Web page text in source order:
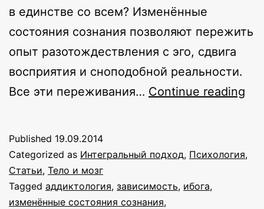
в единстве со всем? Изменённые
состояния сознания позволяют пережить
опыт разотождествления с эго, сдвига
восприятия и сноподобной реальности.
Все эти переживания… Continue reading
Published 19.09.2014
Categorized as Интегральный подход, Психология,
Статьи, Тело и мозг
Tagged аддиктология, зависимость, ибога,
изменённые состояния сознания,